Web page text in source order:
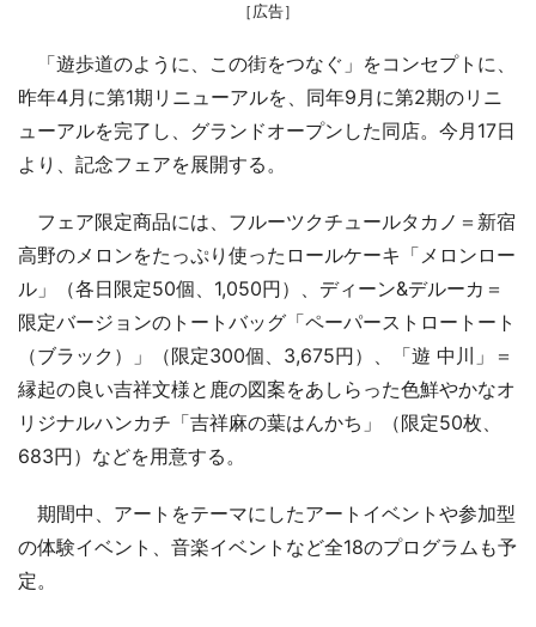
［広告］
「遊歩道のように、この街をつなぐ」をコンセプトに、
昨年4月に第1期リニューアルを、同年9月に第2期のリニ
ューアルを完了し、グランドオープンした同店。今月17日
より、記念フェアを展開する。
フェア限定商品には、フルーツクチュールタカノ＝新宿
高野のメロンをたっぷり使ったロールケーキ「メロンロー
ル」（各日限定50個、1,050円）、ディーン&デルーカ＝
限定バージョンのトートバッグ「ペーパーストロートート
（ブラック）」（限定300個、3,675円）、「遊 中川」＝
縁起の良い吉祥文様と鹿の図案をあしらった色鮮やかなオ
リジナルハンカチ「吉祥麻の葉はんかち」（限定50枚、
683円）などを用意する。
期間中、アートをテーマにしたアートイベントや参加型
の体験イベント、音楽イベントなど全18のプログラムも予
定。